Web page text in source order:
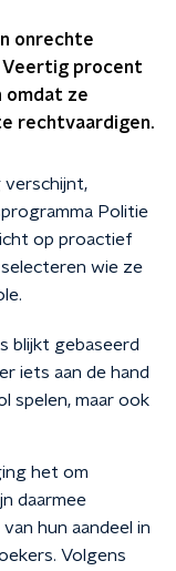
onrechte
Veertig procent
omdat ze
rechtvaardigen.
verschijnt,
Politie
op proactief
wie ze
blijkt gebaseerd
iets aan de hand
spelen, maar ook
het om
daarmee
hun aandeel in
Volgens